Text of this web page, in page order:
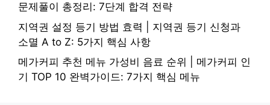
문제풀이 총정리: 7단계 합격 전략
지역권 설정 등기 방법 효력 | 지역권 등기 신청과
소멸 A to Z: 5가지 핵심 사항
메가커피 추천 메뉴 가성비 음료 순위 | 메가커피 인
기 TOP 10 완벽가이드: 7가지 핵심 메뉴